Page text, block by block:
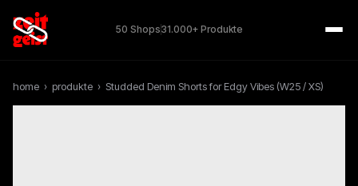
50 Shops31.000+ Produkte
home › produkte › Studded Denim Shorts for Edgy Vibes (W25 / XS)